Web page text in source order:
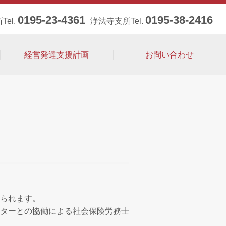
Tel. 0195-23-4361 浄法寺支所Tel. 0195-38-2416
経営発達支援計画 お問い合わせ
れます。
ーとの協働による社会保険労務士